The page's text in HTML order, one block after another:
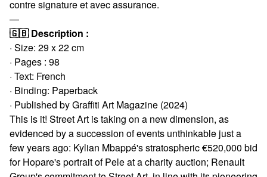
contre signature et avec assurance.
—
🇬🇧 Description :
· Size: 29 x 22 cm
· Pages : 98
· Text: French
· Binding: Paperback
· Published by Graffiti Art Magazine (2024)
This is it! Street Art is taking on a new dimension, as
evidenced by a succession of events unthinkable just a
few years ago: Kylian Mbappé's stratospheric €520,000 bid
for Hopare's portrait of Pele at a charity auction; Renault